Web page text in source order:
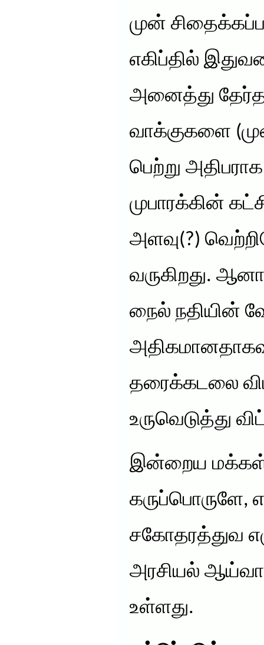
முன்
எகிப்தில்
அனைத்து
வாக்குகளை
பெற்று
முபாரக்கின்
அளவு(?)
வருகிறது.
நைல் நதியின்
தரைக்கடலை
உருவெடுத்து
இன்றைய மக்கள்
கருப்பொருளே,
சகோதரத்துவ
அரசியல்
உள்ளது.